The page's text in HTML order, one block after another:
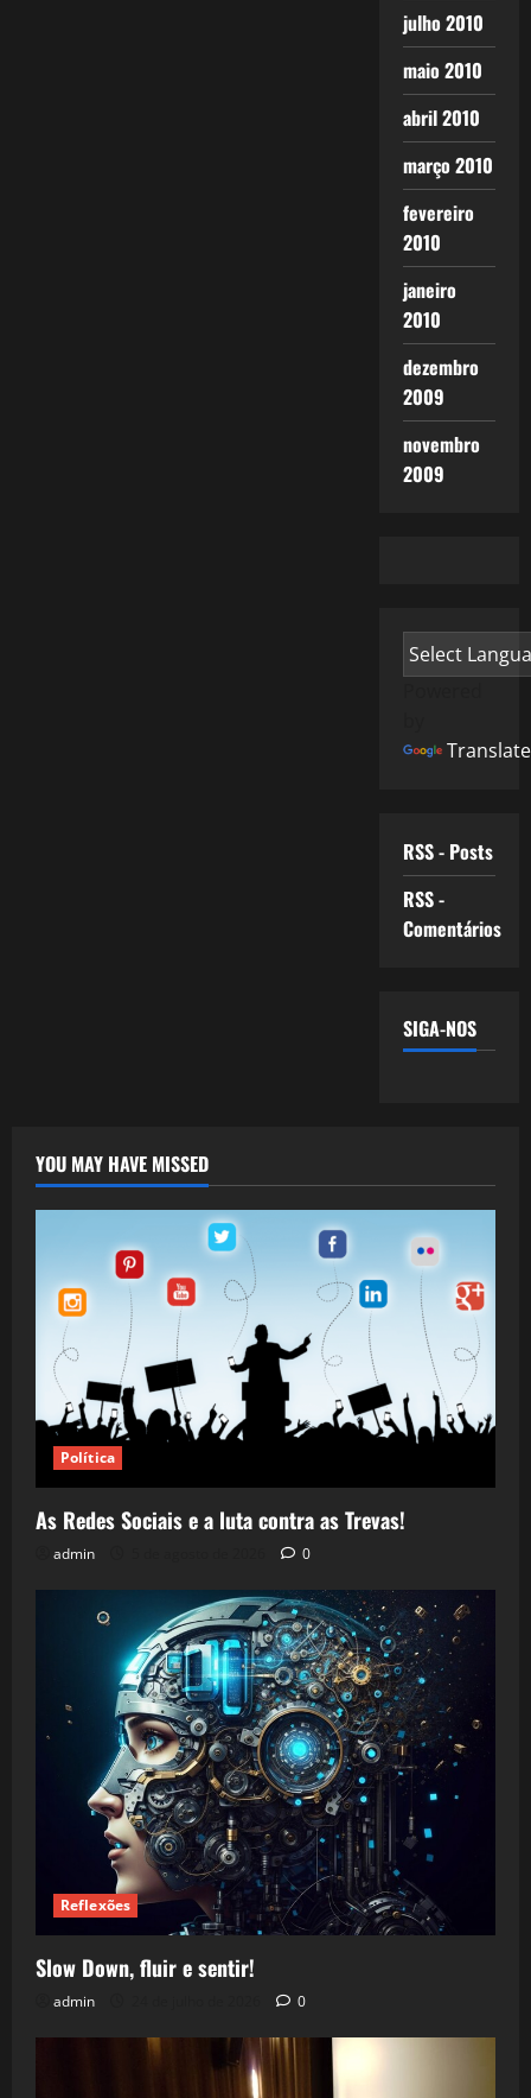
julho 2010
maio 2010
abril 2010
março 2010
fevereiro
2010
janeiro
2010
dezembro
2009
novembro
2009
Translate
RSS - Posts
RSS -
Comentários
SIGA-NOS
YOU MAY HAVE MISSED
Política
As Redes Sociais e a luta contra as Trevas!
admin 0
Reflexões
Slow Down, fluir e sentir!
admin 0